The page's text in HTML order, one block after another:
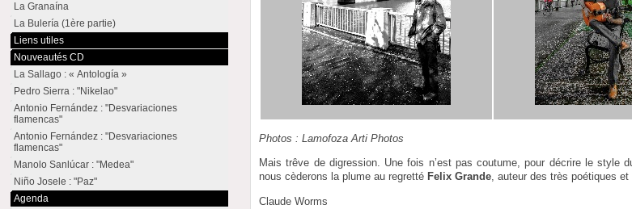
Photos : Lamofoza Arti Photos
Mais trêve de digression. Une fois n’est pas coutume, pour décrire le style
nous cèderons la plume au regretté Felix Grande, auteur des très poétiques
Claude Worms
La Granaína
La Bulería (1ère partie)
Liens utiles
Nouveautés CD
La Sallago : « Antología »
Pedro Sierra : "Nikelao"
Antonio Fernández : "Desvariaciones
flamencas"
Antonio Fernández : "Desvariaciones
flamencas"
Manolo Sanlúcar : "Medea"
Niño Josele : "Paz"
Agenda